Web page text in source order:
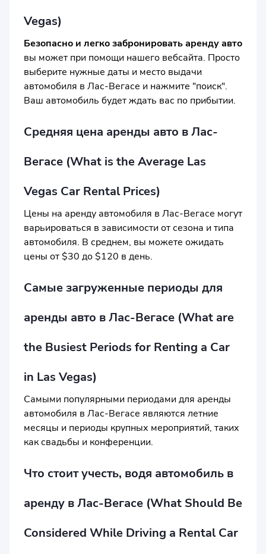
Vegas)
Безопасно и легко забронировать аренду авто
вы может при помощи нашего вебсайта. Просто
выберите нужные даты и место выдачи
автомобиля в Лас-Вегасе и нажмите "поиск".
Ваш автомобиль будет ждать вас по прибытии.
Средняя цена аренды авто в Лас-
Вегасе (What is the Average Las
Vegas Car Rental Prices)
Цены на аренду автомобиля в Лас-Вегасе могут
варьироваться в зависимости от сезона и типа
автомобиля. В среднем, вы можете ожидать
цены от $30 до $120 в день.
Самые загруженные периоды для
аренды авто в Лас-Вегасе (What are
the Busiest Periods for Renting a Car
in Las Vegas)
Самыми популярными периодами для аренды
автомобиля в Лас-Вегасе являются летние
месяцы и периоды крупных мероприятий, таких
как свадьбы и конференции.
Что стоит учесть, водя автомобиль в
аренду в Лас-Вегасе (What Should Be
Considered While Driving a Rental Car